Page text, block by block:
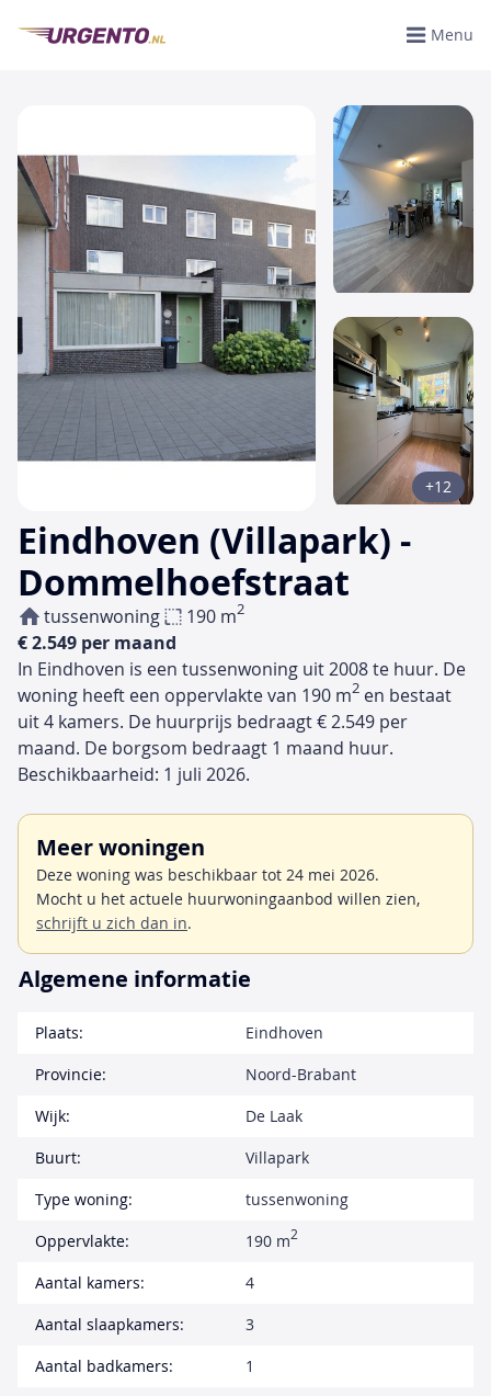
Menu
Eindhoven (Villapark) -
Dommelhoefstraat
tussenwoning 190 m2
€ 2.549 per maand
+12
In Eindhoven is een tussenwoning uit 2008 te huur. De
woning heeft een oppervlakte van 190 m2 en bestaat
uit 4 kamers. De huurprijs bedraagt € 2.549 per
maand. De borgsom bedraagt 1 maand huur.
Beschikbaarheid: 1 juli 2026.
Meer woningen
Deze woning was beschikbaar tot 24 mei 2026.
Mocht u het actuele huurwoningaanbod willen zien,
schrijft u zich dan in.
Algemene informatie
Plaats:
Eindhoven
Provincie:
Noord-Brabant
Wijk:
De Laak
Buurt:
Villapark
Type woning:
tussenwoning
Oppervlakte:
190 m2
Aantal kamers:
4
Aantal slaapkamers:
3
Aantal badkamers:
1